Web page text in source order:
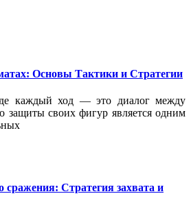
Основы Тактики и Стратегии
каждый ход — это диалог между
защиты своих фигур является одним
сражения: Стратегия захвата и